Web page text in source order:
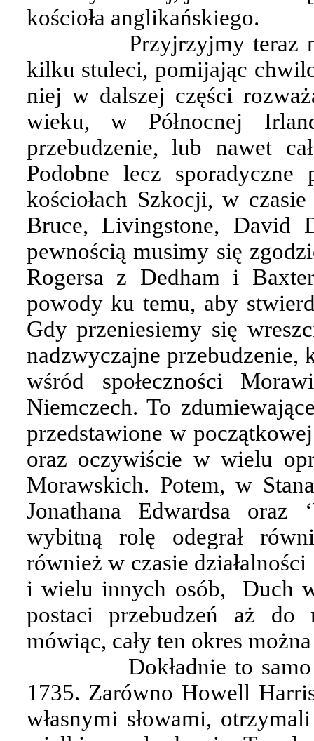
kościoła anglikańskiego.
Przyjrzyjmy teraz
kilku stuleci, pomijając
niej w dalszej części
wieku, w Północnej
przebudzenie, lub nawet
Podobne lecz sporadyczne
kościołach Szkocji, w
Bruce, Livingstone, David
pewnością musimy się
Rogersa z Dedham i
powody ku temu, aby
Gdy przeniesiemy się
nadzwyczajne przebudzenie,
wśród społeczności
Niemczech. To
przedstawione w
oraz oczywiście w wielu
Morawskich. Potem, w
Jonathana Edwardsa oraz
wybitną rolę odegrał
również w czasie działalności
i wielu innych osób,
Duch
postaci przebudzeń aż do
mówiąc, cały ten okres
Dokładnie to
1735. Zarówno Howell
własnymi słowami,